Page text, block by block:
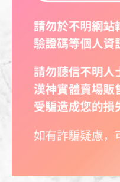
走進 FUN TOWER 日式
精神與法式甜點美學的
由日法雙國主廚親自傳
從香氣四溢的餅皮、滑
色配料，每一層都蘊藏
無論是經典人氣口味或
的驚喜，讓每一口都充